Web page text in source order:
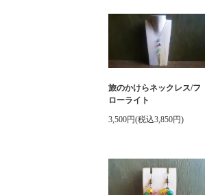
旅のかけらネックレス/フ
ローライト
3,500円(税込3,850円)